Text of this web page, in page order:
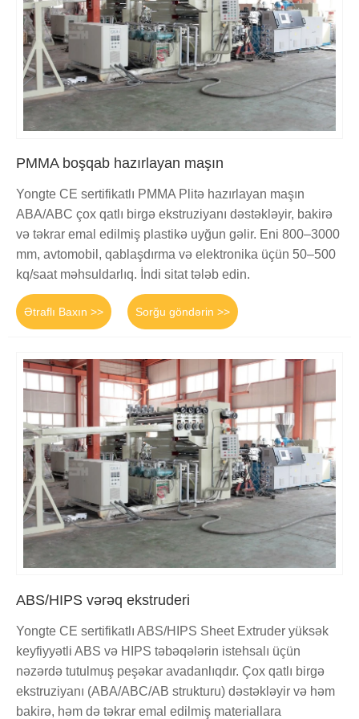
PMMA boşqab hazırlayan maşın
Yongte CE sertifikatlı PMMA Plitə hazırlayan maşın
ABA/ABC çox qatlı birgə ekstruziyanı dəstəkləyir, bakirə
və təkrar emal edilmiş plastikə uyğun gəlir. Eni 800–3000
mm, avtomobil, qablaşdırma və elektronika üçün 50–500
kq/saat məhsuldarlıq. İndi sitat tələb edin.
Ətraflı Baxın >> Sorğu göndərin >>
ABS/HIPS vərəq ekstruderi
Yongte CE sertifikatlı ABS/HIPS Sheet Extruder yüksək
keyfiyyətli ABS və HIPS təbəqələrin istehsalı üçün
nəzərdə tutulmuş peşəkar avadanlıqdır. Çox qatlı birgə
ekstruziyanı (ABA/ABC/AB strukturu) dəstəkləyir və həm
bakirə, həm də təkrar emal edilmiş materiallara